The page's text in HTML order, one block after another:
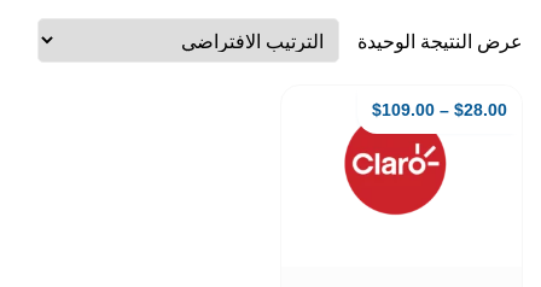
عرض النتيجة الوحيدة
$28.00
–
$109.00